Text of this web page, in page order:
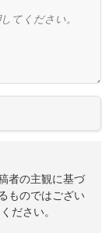
者の主観に基づ
ものではござい
ださい。